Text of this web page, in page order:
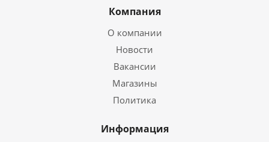
Компания
О компании
Новости
Вакансии
Магазины
Политика
Информация